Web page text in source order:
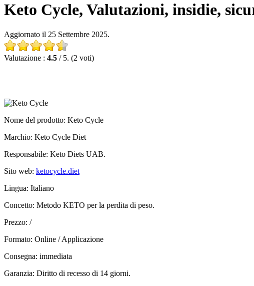
Keto Cycle, Valutazioni, insidie,
Aggiornato il 25 Settembre 2025.
Valutazione : 4.5 / 5. (2 voti)
Nome del prodotto: Keto Cycle
Marchio: Keto Cycle Diet
Responsabile: Keto Diets UAB.
Sito web: ketocycle.diet
Lingua: Italiano
Concetto: Metodo KETO per la perdita di peso.
Prezzo: /
Formato: Online / Applicazione
Consegna: immediata
Garanzia: Diritto di recesso di 14 giorni.